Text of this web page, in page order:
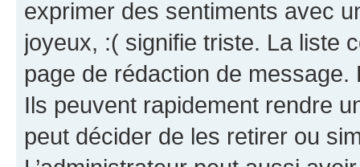
exprimer des sentiments avec
joyeux, :( signifie triste. La liste
page de rédaction de
Ils peuvent rapidement rendre
peut décider de les retirer ou